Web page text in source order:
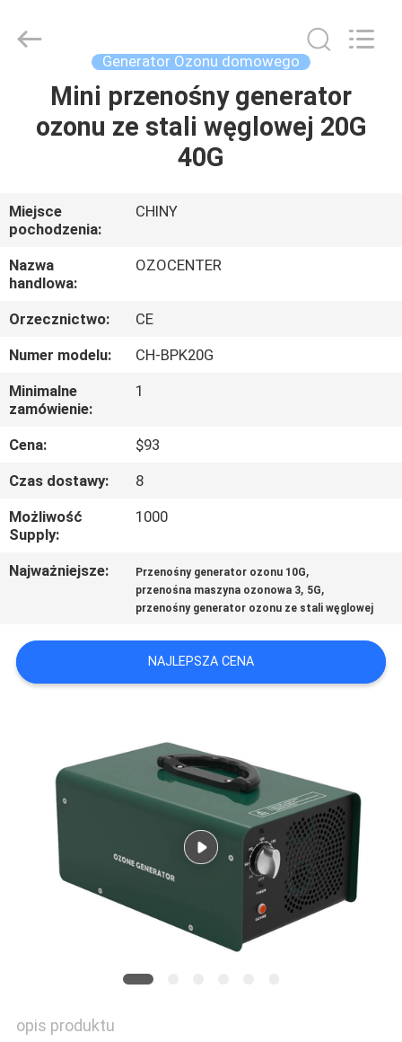
DOM
O
NAS
WYCIECZKA
PO
FABRYCE
KONTROLA
JAKOŚCI
SKONTAKTUJ
SIĘ
Z
AKTUALNOŚCI
SITEMAP
PRIVACY
POLICY
Rights
Generator Ozonu domowego
Mini przenośny generator
ozonu ze stali węglowej 20G
40G
Miejsce
pochodzenia:
CHINY
Nazwa
handlowa:
OZOCENTER
Orzecznictwo:
CE
Numer modelu:
CH-BPK20G
Minimalne
zamówienie:
1
Cena:
$93
Czas dostawy:
8
Możliwość
Supply:
1000
Najważniejsze: Przenośny generator ozonu 10G,
przenośna maszyna ozonowa 3, 5G,
przenośny generator ozonu ze stali węglowej
NAJLEPSZA CENA
opis produktu